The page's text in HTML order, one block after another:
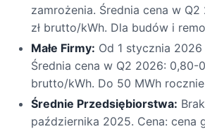
zamrożenia. Średnia cena w
zł brutto/kWh. Dla budów i
Małe Firmy: Od 1 stycznia
Średnia cena w Q2 2026: 0,80-
brutto/kWh. Do 50 MWh rocznie
Średnie Przedsiębiorstwa:
października 2025. Cena: cena